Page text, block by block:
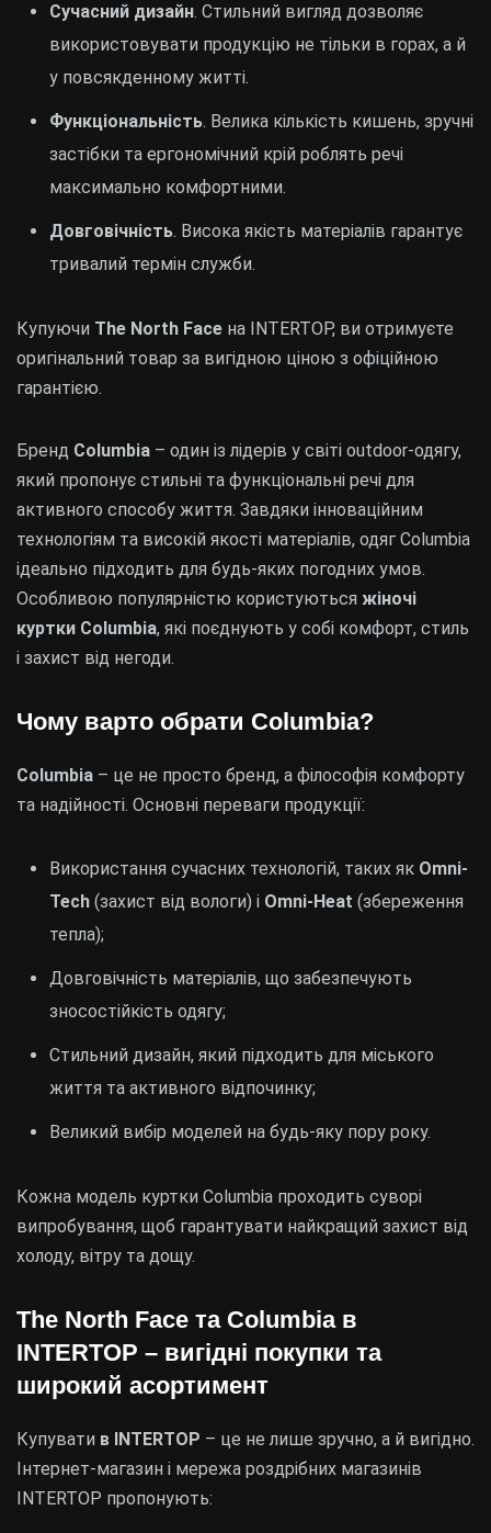
Сучасний дизайн. Стильний вигляд дозволяє
використовувати продукцію не тільки в горах, а й
у повсякденному житті.
Функціональність. Велика кількість кишень, зручні
застібки та ергономічний крій роблять речі
максимально комфортними.
Довговічність. Висока якість матеріалів гарантує
тривалий термін служби.
Купуючи The North Face на INTERTOP, ви отримуєте
оригінальний товар за вигідною ціною з офіційною
гарантією.
Бренд Columbia – один із лідерів у світі outdoor-одягу,
який пропонує стильні та функціональні речі для
активного способу життя. Завдяки інноваційним
технологіям та високій якості матеріалів, одяг Columbia
ідеально підходить для будь-яких погодних умов.
Особливою популярністю користуються жіночі
куртки Columbia, які поєднують у собі комфорт, стиль
і захист від негоди.
Чому варто обрати Columbia?
Columbia – це не просто бренд, а філософія комфорту
та надійності. Основні переваги продукції:
Використання сучасних технологій, таких як Omni-
Tech (захист від вологи) і Omni-Heat (збереження
тепла);
Довговічність матеріалів, що забезпечують
зносостійкість одягу;
Стильний дизайн, який підходить для міського
життя та активного відпочинку;
Великий вибір моделей на будь-яку пору року.
Кожна модель куртки Columbia проходить суворі
випробування, щоб гарантувати найкращий захист від
холоду, вітру та дощу.
The North Face та Columbiaв
INTERTOP – вигідні покупки та
широкий асортимент
Купувати в INTERTOP – це не лише зручно, а й вигідно.
Інтернет-магазин і мережа роздрібних магазинів
INTERTOP пропонують: